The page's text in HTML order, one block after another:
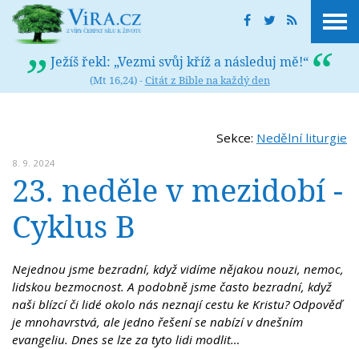
Ježíš řekl: „Vezmi svůj kříž a následuj mě!“
(Mt 16,24) -Citát z Bible na každý den
Sekce: Nedělní liturgie
8. 9. 2024
23. neděle v mezidobí -
Cyklus B
Nejednou jsme bezradní, když vidíme nějakou nouzi, nemoc,
lidskou bezmocnost. A podobně jsme často bezradní, když
naši blízcí či lidé okolo nás neznají cestu ke Kristu? Odpověď
je mnohavrstvá, ale jedno řešení se nabízí v dnešním
evangeliu. Dnes se lze za tyto lidi modlit…